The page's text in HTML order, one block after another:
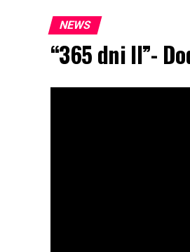
NEWS
“365 dni II”-